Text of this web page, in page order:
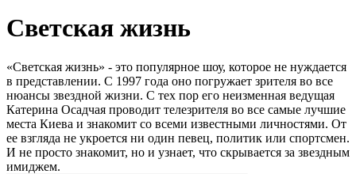
Светская жизнь
«Светская жизнь» - это популярное шоу, которое не нуждается
в представлении. С 1997 года оно погружает зрителя во все
нюансы звездной жизни. С тех пор его неизменная ведущая
Катерина Осадчая проводит телезрителя во все самые лучшие
места Киева и знакомит со всеми известными личностями. От
ее взгляда не укроется ни один певец, политик или спортсмен.
И не просто знакомит, но и узнает, что скрывается за звездным
имиджем.